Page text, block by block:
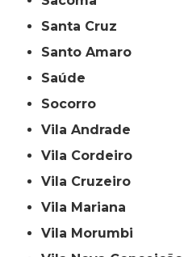
Santa Cruz
Santo Amaro
Saúde
Socorro
Vila Andrade
Vila Cordeiro
Vila Cruzeiro
Vila Mariana
Vila Morumbi